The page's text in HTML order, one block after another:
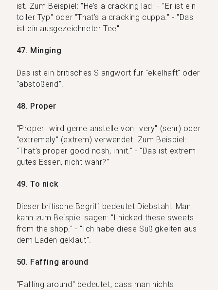
ist. Zum Beispiel: "He’s a cracking lad" - "Er ist ein
toller Typ" oder "That’s a cracking cuppa." - "Das
ist ein ausgezeichneter Tee".
47. Minging
Das ist ein britisches Slangwort für "ekelhaft" oder
"abstoßend".
48. Proper
"Proper" wird gerne anstelle von "very" (sehr) oder
"extremely" (extrem) verwendet. Zum Beispiel:
"That’s proper good nosh, innit." - "Das ist extrem
gutes Essen, nicht wahr?"
49. To nick
Dieser britische Begriff bedeutet Diebstahl. Man
kann zum Beispiel sagen: "I nicked these sweets
from the shop." - "Ich habe diese Süßigkeiten aus
dem Laden geklaut".
50. Faffing around
"Faffing around" bedeutet, dass man nichts